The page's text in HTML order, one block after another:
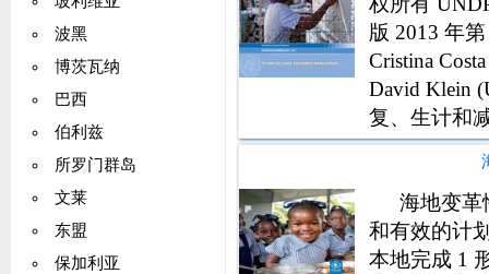
波黑
博茨瓦纳
巴西
伯利兹
所罗门群岛
文莱
东盟
保加利亚
版 2013 年第
Cristina
David Klein
复、生计和
海地变革
和有效的计
本地完成 1